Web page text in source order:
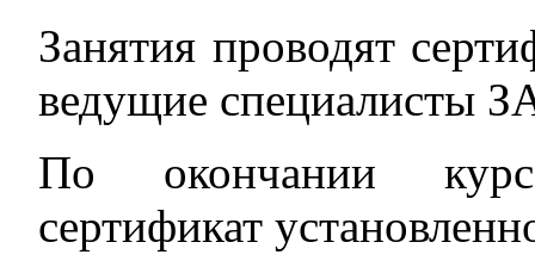
Занятия проводят
ведущие специалисты
По окончании
сертификат